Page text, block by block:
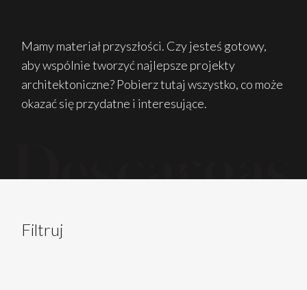
Mamy materiał przyszłości. Czy jesteś gotowy,
aby wspólnie tworzyć najlepsze projekty
architektoniczne? Pobierz tutaj wszystko, co może
okazać się przydatne i interesujące.
Filtruj